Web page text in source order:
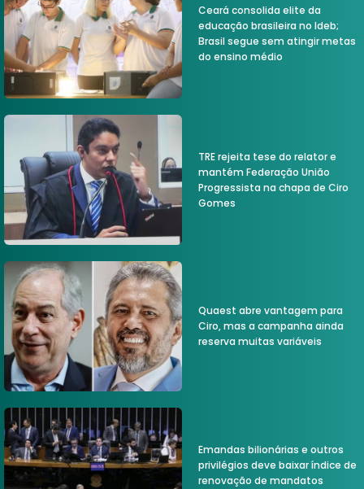
Ceará consolida elite da
educação brasileira no Ideb;
Brasil segue sem atingir metas
do ensino médio
TRE rejeita tese do relator e
mantém Federação União
Progressista na chapa de Ciro
Gomes
Quaest abre vantagem para
Ciro, mas a campanha ainda
reserva muitas variáveis
Emandas bilionárias e outros
privilégios deve baixar índice de
renovação de mandatos